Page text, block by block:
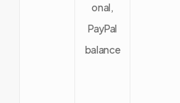
onal,
PayPal
balance